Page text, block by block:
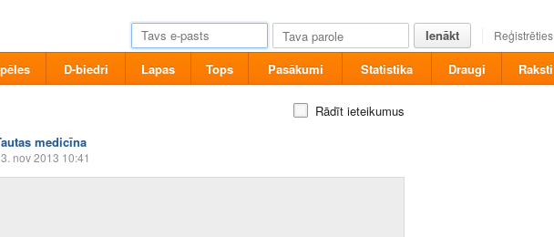
Ienākt Reģistrēties
D-biedri Lapas Tops Pasākumi Statistika Draugi Raksti
Rādīt ieteikumus
medicīna
nov 2013 10:41